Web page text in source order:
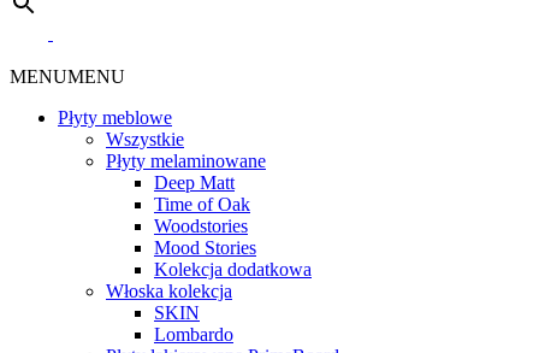
MENUMENU
Płyty meblowe
Wszystkie
Płyty melaminowane
Deep Matt
Time of Oak
Woodstories
Mood Stories
Kolekcja dodatkowa
Włoska kolekcja
SKIN
Lombardo